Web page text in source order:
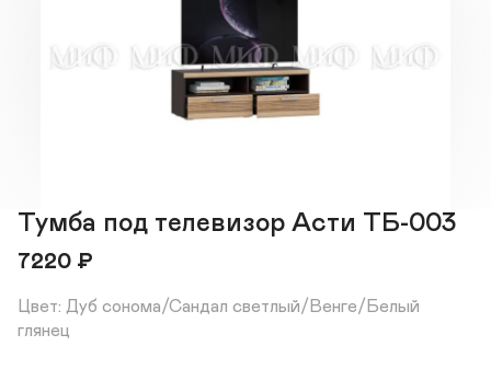
Тумба под телевизор Асти ТБ-003
7220 ₽
Цвет: Дуб сонома/Сандал светлый/Венге/Белый
глянец